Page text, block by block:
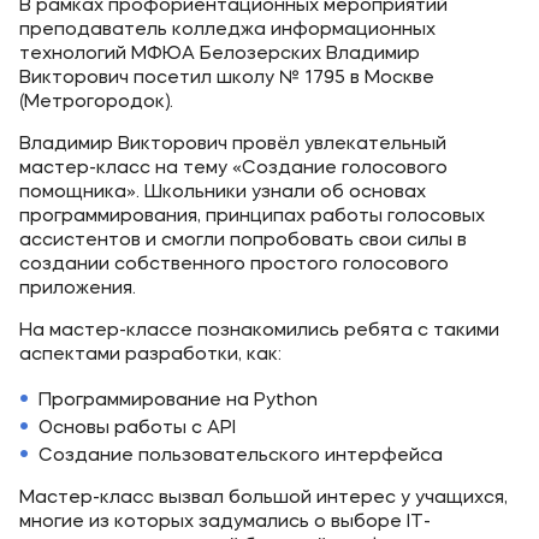
В рамках профориентационных мероприятий
преподаватель колледжа информационных
технологий МФЮА Белозерских Владимир
Викторович посетил школу № 1795 в Москве
(Метрогородок).
Владимир Викторович провёл увлекательный
мастер-класс на тему «Создание голосового
помощника». Школьники узнали об основах
программирования, принципах работы голосовых
ассистентов и смогли попробовать свои силы в
создании собственного простого голосового
приложения.
На мастер-классе познакомились ребята с такими
аспектами разработки, как:
Программирование на Python
Основы работы с API
Создание пользовательского интерфейса
Мастер-класс вызвал большой интерес у учащихся,
многие из которых задумались о выборе IT-